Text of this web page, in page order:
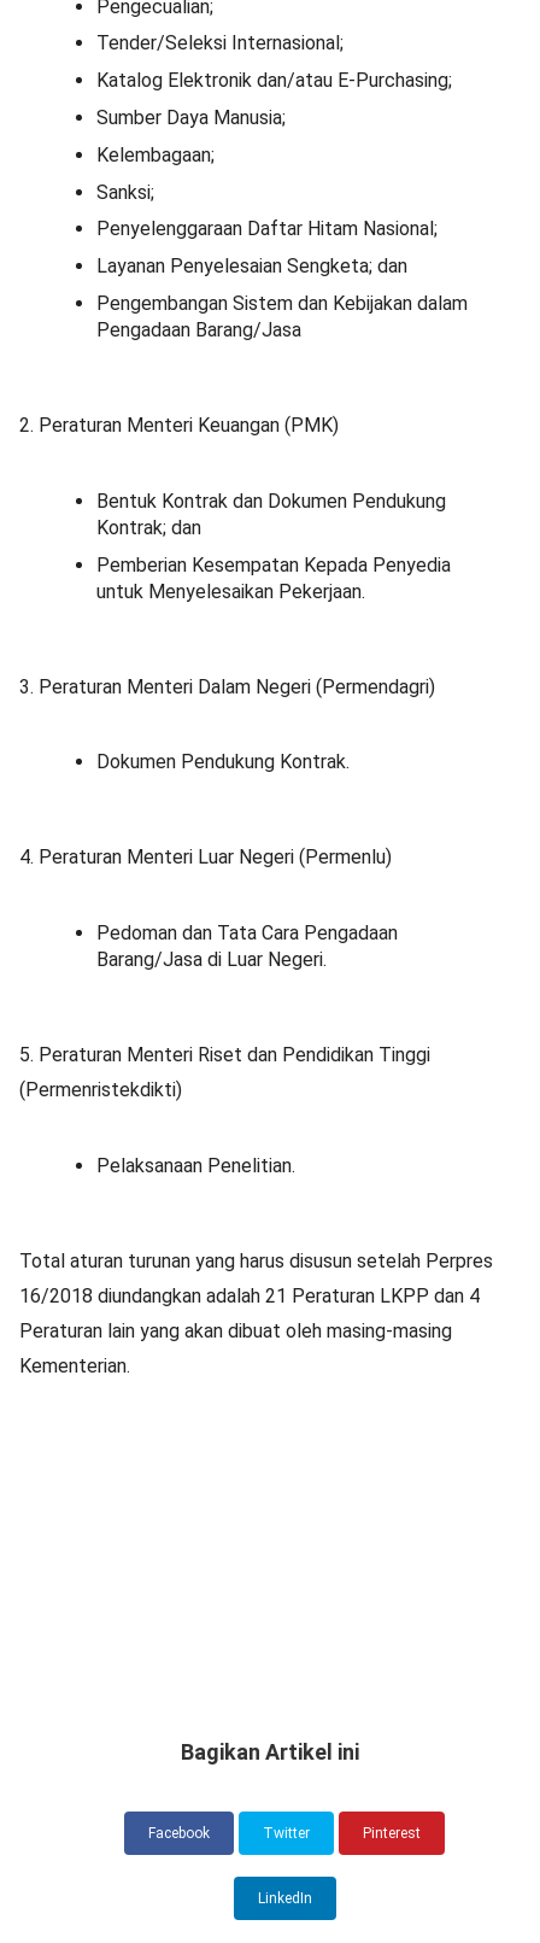
Pengecualian;
Tender/Seleksi Internasional;
Katalog Elektronik dan/atau E-Purchasing;
Sumber Daya Manusia;
Kelembagaan;
Sanksi;
Penyelenggaraan Daftar Hitam Nasional;
Layanan Penyelesaian Sengketa; dan
Pengembangan Sistem dan Kebijakan dalam
Pengadaan Barang/Jasa
2. Peraturan Menteri Keuangan (PMK)
Bentuk Kontrak dan Dokumen Pendukung
Kontrak; dan
Pemberian Kesempatan Kepada Penyedia
untuk Menyelesaikan Pekerjaan.
3. Peraturan Menteri Dalam Negeri (Permendagri)
Dokumen Pendukung Kontrak.
4. Peraturan Menteri Luar Negeri (Permenlu)
Pedoman dan Tata Cara Pengadaan
Barang/Jasa di Luar Negeri.
5. Peraturan Menteri Riset dan Pendidikan Tinggi
(Permenristekdikti)
Pelaksanaan Penelitian.
Total aturan turunan yang harus disusun setelah Perpres
16/2018 diundangkan adalah 21 Peraturan LKPP dan 4
Peraturan lain yang akan dibuat oleh masing-masing
Kementerian.
Bagikan Artikel ini
Facebook Twitter Pinterest
LinkedIn